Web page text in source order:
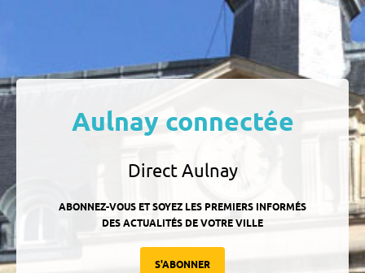
Aulnay connectée
Direct Aulnay
ABONNEZ-VOUS ET SOYEZ LES PREMIERS INFORMÉS
DES ACTUALITÉS DE VOTRE VILLE
S'ABONNER